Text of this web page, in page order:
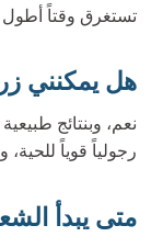
تستغرق وقتاً
هل يمكنني
نعم، وبنتائج
رجولياً قوياً
متى يبدأ